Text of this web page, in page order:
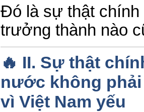
Đó là sự thật chính
trưởng thành nào
🔥 II. Sự thật
nước không phải
vì Việt Nam yếu